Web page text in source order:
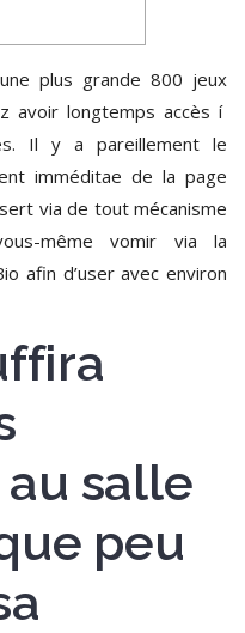
plus grande 800 jeux
avoir longtemps accès í
Il y a pareillement le
imméditae de la page
via de tout mécanisme
même vomir via la
afin d’user avec environ
salle
peu